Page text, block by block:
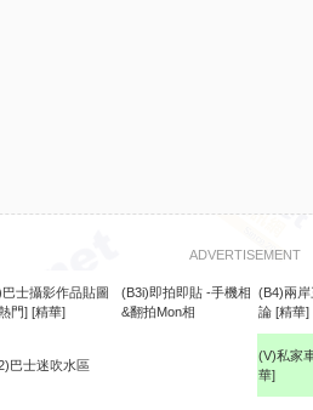
ADVERTISEMENT
士攝影作品貼圖
門] [精華]
(B3i)即拍即貼 -手機相
&翻拍Mon相
(B4)兩
論 [精華]
巴士迷吹水區
(V)私家
華]